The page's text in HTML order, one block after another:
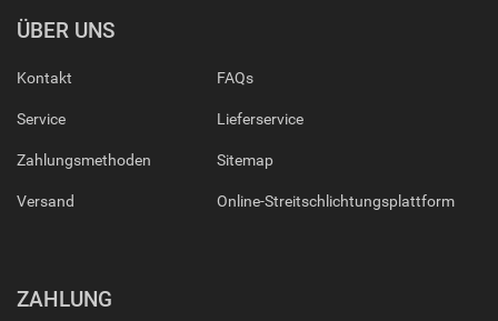
ÜBER UNS
Kontakt
Service
Zahlungsmethoden
Versand
FAQs
Lieferservice
Sitemap
Online-Streitschlichtungsplattform
ZAHLUNG